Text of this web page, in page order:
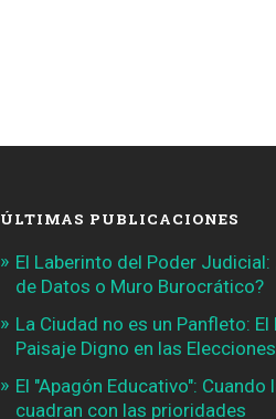
ÚLTIMAS PUBLICACIONES
El Laberinto del Poder
de Datos o Muro Burocrático?
La Ciudad no es un Panfleto: El
Paisaje Digno en las
El "Apagón Educativo":
cuadran con las prioridades